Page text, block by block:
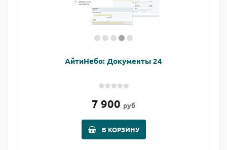
АйтиНебо: Документы 24
7 900 руб
В КОРЗИНУ